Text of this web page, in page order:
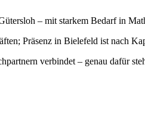
– mit starkem Bedarf in
Präsenz in Bielefeld ist nach
verbindet – genau dafür